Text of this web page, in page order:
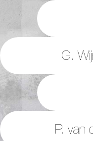
G.
P. van